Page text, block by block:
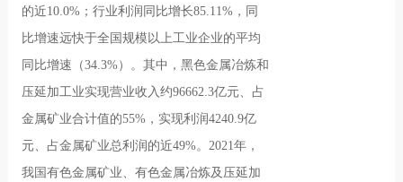
的近10.0%；行业利润同比增长85.11%，同
比增速远快于全国规模以上工业企业的平均
同比增速（34.3%）。其中，黑色金属冶炼和
压延加工业实现营业收入约96662.3亿元、占
金属矿业合计值的55%，实现利润4240.9亿
元、占金属矿业总利润的近49%。2021年，
我国有色金属矿业、有色金属冶炼及压延加